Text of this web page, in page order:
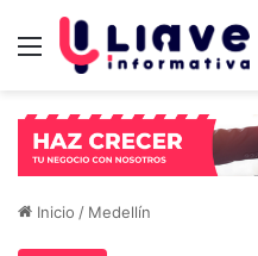
Menú
Inicio / Medellín